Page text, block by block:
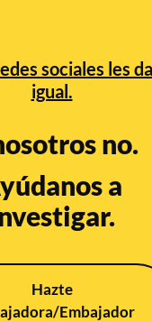
sociales les da
igual.
no.
a
Hazte
Embajador
y ceguera,
y
en
científico